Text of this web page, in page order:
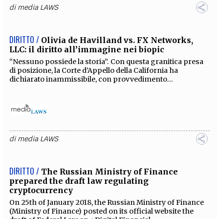
dimedia LAWS
DIRITTO / Olivia de Havilland vs. FX Networks,
LLC: il diritto all’immagine nei biopic
“Nessuno possiede la storia”. Con questa granitica presa
di posizione, la Corte d’Appello della California ha
dichiarato inammissibile, con provvedimento...
dimedia LAWS
DIRITTO / The Russian Ministry of Finance
prepared the draft law regulating
cryptocurrency
On 25th of January 2018, the Russian Ministry of Finance
(Ministry of Finance) posted on its official website the